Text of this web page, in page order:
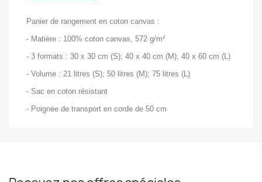
Panier de rangement en coton canvas :
- Matière : 100% coton canvas, 572 g/m²
- 3 formats : 30 x 30 cm (S); 40 x 40 cm (M); 40 x 60 cm (L)
- Volume : 21 litres (S); 50 litres (M); 75 litres (L)
- Sac en coton résistant
- Poignée de transport en corde de 50 cm